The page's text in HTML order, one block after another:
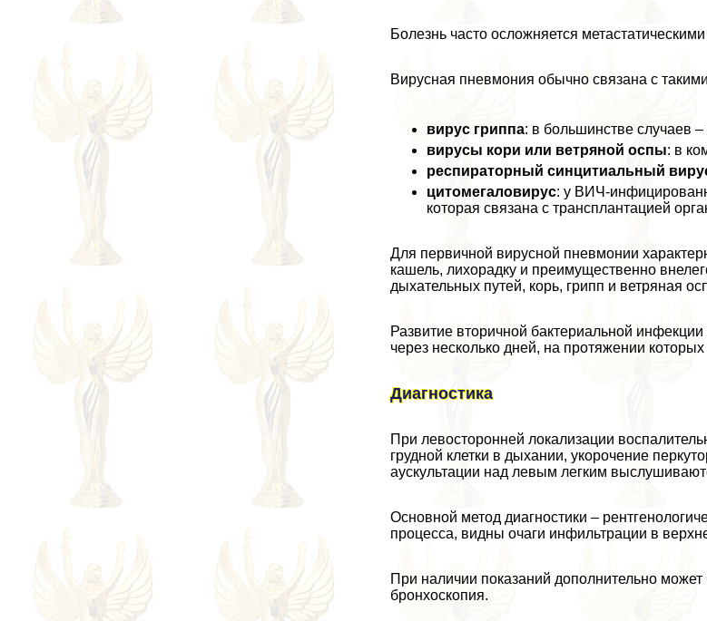
Болезнь часто осложняется
Вирусная пневмония обычно связана с
вирус гриппа: в большинстве случаев
вирусы кори или ветряной оспы: в
респираторный синцитиальный
цитомегаловирус: у ВИЧ-
которая связана с трaнcплантацией
Для первичной вирусной пневмонии
кашель, лихорадку и преимущественно
дыхательных путей, корь, грипп и ветряная
Развитие вторичной бактериальной
через несколько дней, на протяжении
Диагностика
При левосторонней локализации
грудной клетки в дыхании, укорочение
аускультации над левым легким
Основной метод диагностики –
процесса, видны очаги инфильтрации в
При наличии показаний дополнительно
бронхоскопия.